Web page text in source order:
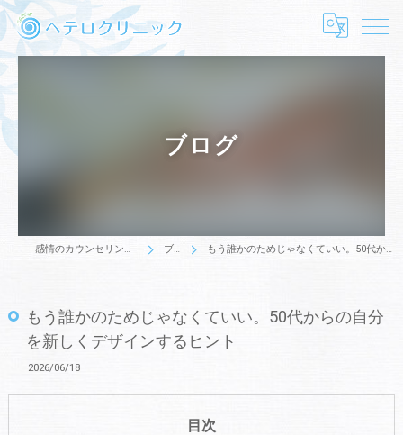
ブログ
感情のカウンセリングはヘテロクリニック ブログ もう誰かのためじゃなくていい。50代からの自分を新しくデザインするヒント
もう誰かのためじゃなくていい。50代からの自分
を新しくデザインするヒント
2026/06/18
目次